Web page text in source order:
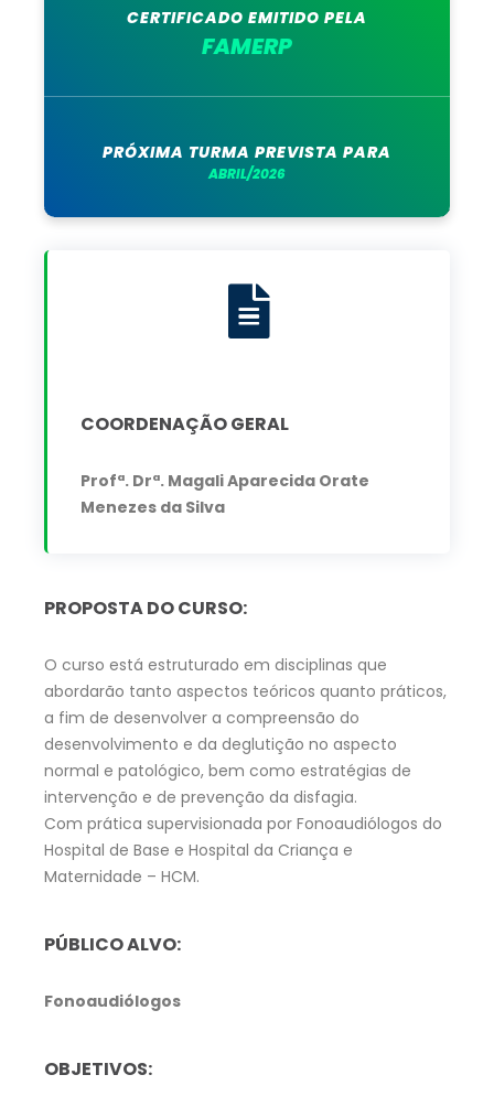
CERTIFICADO EMITIDO PELA
FAMERP
PRÓXIMA TURMA PREVISTA PARA
ABRIL/2026
COORDENAÇÃO GERAL
Profª. Drª. Magali Aparecida Orate
Menezes da Silva
PROPOSTA DO CURSO:
O curso está estruturado em disciplinas que
abordarão tanto aspectos teóricos quanto práticos,
a fim de desenvolver a compreensão do
desenvolvimento e da deglutição no aspecto
normal e patológico, bem como estratégias de
intervenção e de prevenção da disfagia.
Com prática supervisionada por Fonoaudiólogos do
Hospital de Base e Hospital da Criança e
Maternidade – HCM.
PÚBLICO ALVO:
Fonoaudiólogos
OBJETIVOS: